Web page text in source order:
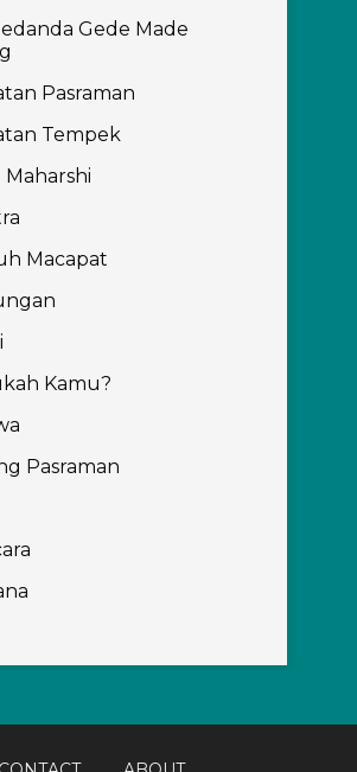
Gede Made
Pasraman
Tempek
Maharshi
Macapat
Kamu?
Pasraman